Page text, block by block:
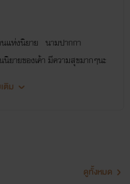
แห่งนิยาย นามปากกา
ยายของเค้า มีความสุขมากๆนะ
ติม
ดูทั้งหมด